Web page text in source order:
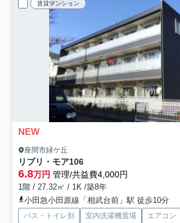
賃貸マンション
NEW
座間市緑ケ丘
リブリ・モア106
6.8万円 管理/共益費4,000円
1階 / 27.32㎡ / 1K /築8年
小田急小田原線「相武台前」駅 徒歩10分
バス・トイレ別 室内洗濯機置場 エアコン